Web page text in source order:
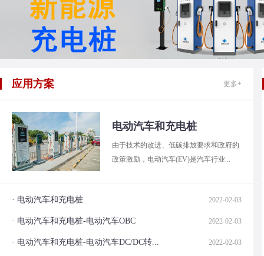
应用方案 更多+
电动汽车和充电桩
由于技术的改进、低碳排放要求和政府的
政策激励，电动汽车(EV)是汽车行业...
· 电动汽车和充电桩 2022-02-03
· 电动汽车和充电桩-电动汽车OBC 2022-02-03
· 电动汽车和充电桩-电动汽车DC/DC转... 2022-02-03